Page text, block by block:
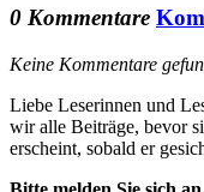
0 Kommentare
Keine Kommentare
Liebe Leserinnen und
wir alle Beiträge, bevor
erscheint, sobald er